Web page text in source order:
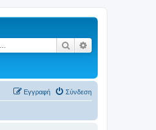
Αναζήτηση
Σύνδεση
Εγγραφή